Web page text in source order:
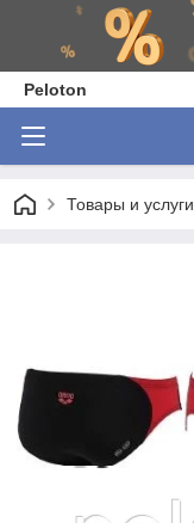
Peloton
Товары и услуги